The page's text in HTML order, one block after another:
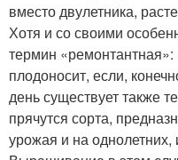
вместо двулетника,
Хотя и со своими
термин «ремонтантная»:
плодоносит, если,
день существует также
прячутся сорта,
урожая и на однолетних,